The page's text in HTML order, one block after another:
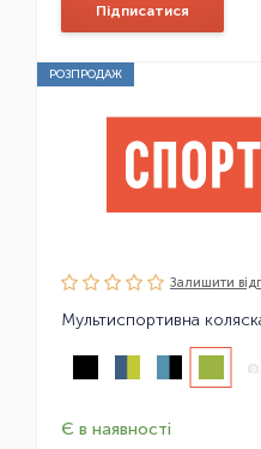
Підписатися
РОЗПРОДАЖ
Залишити
Мультиспортивна
Є в наявності